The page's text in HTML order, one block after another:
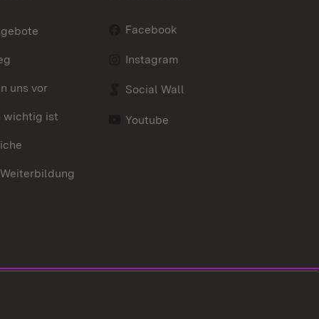
uns vor
wichtig ist
Facebook
Instagram
Social Wall
Youtube